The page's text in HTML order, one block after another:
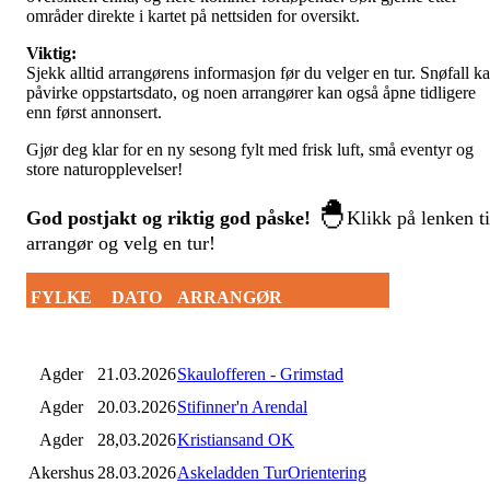
områder direkte i kartet på nettsiden for oversikt.
Viktig:
Sjekk alltid arrangørens informasjon før du velger en tur. Snøfall
påvirke oppstartsdato, og noen arrangører kan også åpne tidligere
enn først annonsert.
Gjør deg klar for en ny sesong fylt med frisk luft, små eventyr og
store naturopplevelser!
God postjakt og riktig god påske! 🐣Klikk på lenken
arrangør og velg en tur!
FYLKE DATO ARRANGØR
Agder 21.03.2026Skaulofferen - Grimstad
Agder
20.03.2026Stifinner'n Arendal
Agder
28,03.2026Kristiansand OK
Akershus 28.03.2026Askeladden TurOrientering